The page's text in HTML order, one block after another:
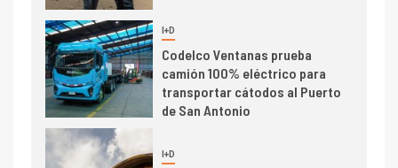
1 I+D
Codelco Ventanas prueba
camión 100% eléctrico para
transportar cátodos al Puerto
de San Antonio
I+D